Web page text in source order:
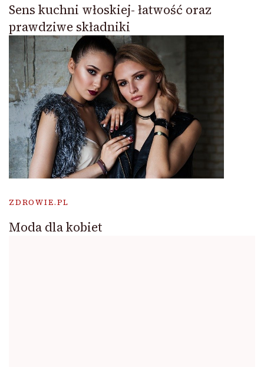
Sens kuchni włoskiej- łatwość oraz
prawdziwe składniki
ZDROWIE.PL
Moda dla kobiet